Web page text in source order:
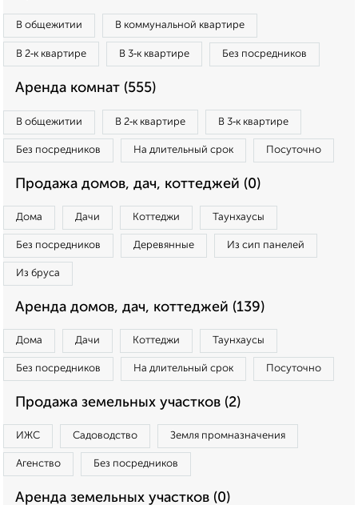
В общежитии В коммунальной квартире
В 2‑к квартире В 3‑к квартире Без посредников
Аренда комнат (555)
В общежитии В 2‑к квартире В 3‑к квартире
Без посредников На длительный срок Посуточно
Продажа домов, дач, коттеджей (0)
Дома Дачи Коттеджи Таунхаусы
Без посредников Деревянные Из сип панелей
Из бруса
Аренда домов, дач, коттеджей (139)
Дома Дачи Коттеджи Таунхаусы
Без посредников На длительный срок Посуточно
Продажа земельных участков (2)
ИЖС Садоводство Земля промназначения
Агенство Без посредников
Аренда земельных участков (0)